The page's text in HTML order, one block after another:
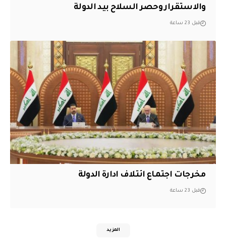
والاستقرار وحصر السلاح بيد الدولة
قبل 23 ساعة
مخرجات اجتماع ائتلاف ادارة الدولة
قبل 23 ساعة
المزيد